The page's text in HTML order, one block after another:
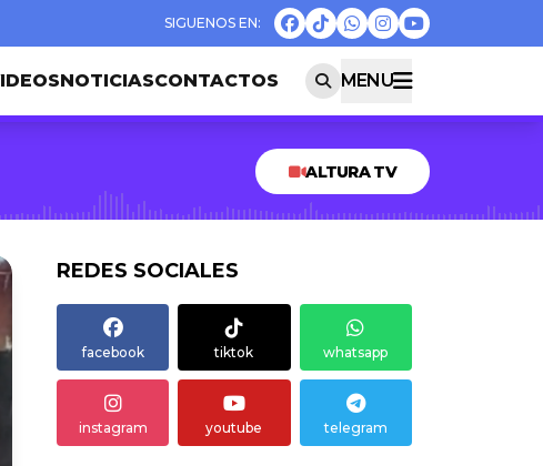
NOTICIASCONTACTOS MENU
ALTURA TV
REDES SOCIALES
facebook tiktok whatsapp
instagram youtube telegram